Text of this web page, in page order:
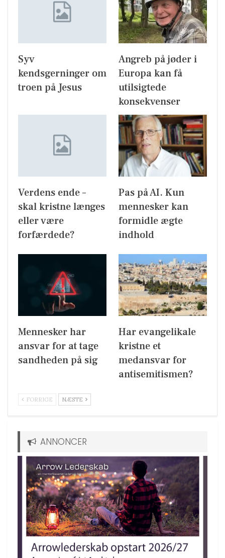
Syv
kendsgerninger om
troen på Jesus
Angreb på jøder i
Europa kan få
utilsigtede
konsekvenser
Verdens ende –
skal kristne længes
eller være
forfærdede?
Pas på AI. Kun
mennesker kan
formidle ægte
indhold
Mennesker har
ansvar for at tage
sandheden på sig
Har evangelikale
kristne et
medansvar for
antisemitismen?
FORRIGE NÆSTE
ANNONCER